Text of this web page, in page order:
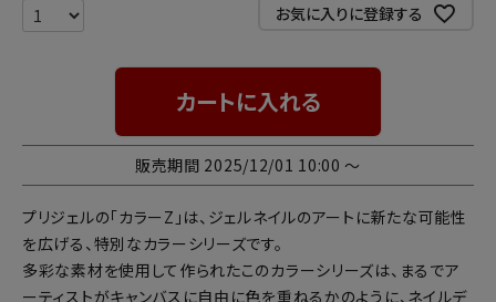
お気に入りに登録する
カートに入れる
販売期間 2025/12/01 10:00 〜
プリジェルの「カラーZ」は、ジェルネイルのアートに新たな可能性
を広げる、特別なカラーシリーズです。
多彩な素材を使用して作られたこのカラーシリーズは、まるでア
ーティストがキャンバスに自由に色を重ねるかのように、ネイルデ